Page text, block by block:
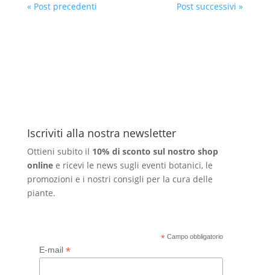
« Post precedenti Post successivi »
Iscriviti alla nostra newsletter
Ottieni subito il 10% di sconto sul nostro shop
onlinee ricevi le news sugli eventi botanici, le
promozioni e i nostri consigli per la cura delle
piante.
* Campo obbligatorio
E-mail *